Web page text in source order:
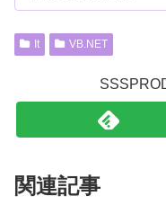
It VB.NET
関連記事